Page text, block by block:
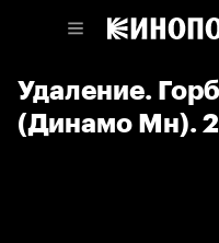
Удаление.
(Динамо Мн).